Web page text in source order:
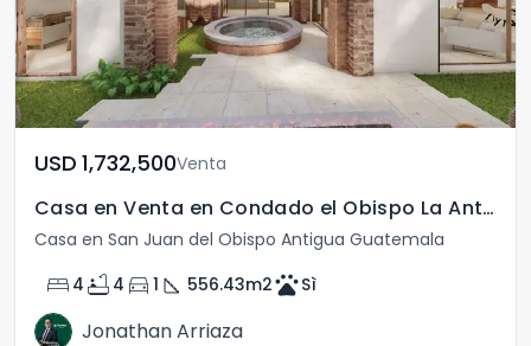
USD	1,732,500Venta
Casa en Venta en Condado el Obispo La Antigua Guatemala
Casa en San Juan del Obispo Antigua Guatemala
bed 4 bathtub 4 directions_car 1 square_foot 556.43m2petsSì
Jonathan Arriaza